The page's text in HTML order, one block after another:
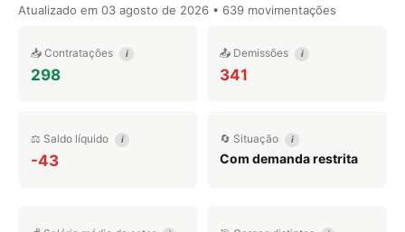
Atualizado em 03 agosto de 2026 • 639 movimentações
📥 Contratações i
298
📤 Demissões i
341
⚖️ Saldo líquido i
-43
🔄 Situação i
Com demanda restrita